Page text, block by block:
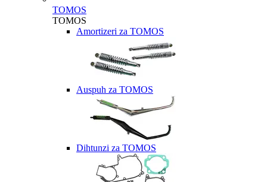
TOMOS
TOMOS
Amortizeri za TOMOS
Auspuh za TOMOS
Dihtunzi za TOMOS